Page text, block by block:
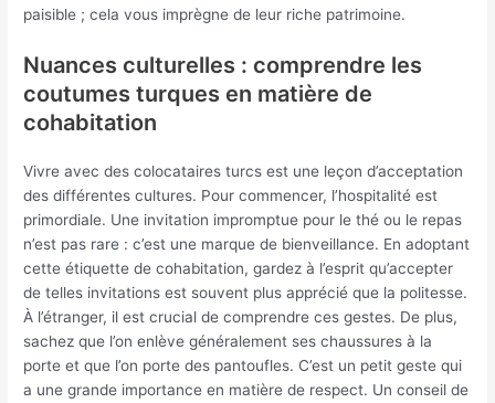
paisible ; cela vous imprègne de leur riche patrimoine.
Nuances culturelles : comprendre les
coutumes turques en matière de
cohabitation
Vivre avec des colocataires turcs est une leçon d’acceptation
des différentes cultures. Pour commencer, l’hospitalité est
primordiale. Une invitation impromptue pour le thé ou le repas
n’est pas rare : c’est une marque de bienveillance. En adoptant
cette étiquette de cohabitation, gardez à l’esprit qu’accepter
de telles invitations est souvent plus apprécié que la politesse.
À l’étranger, il est crucial de comprendre ces gestes. De plus,
sachez que l’on enlève généralement ses chaussures à la
porte et que l’on porte des pantoufles. C’est un petit geste qui
a une grande importance en matière de respect. Un conseil de